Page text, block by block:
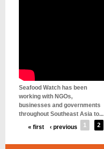
Seafood Watch has been
working with NGOs,
businesses and governments
throughout Southeast Asia to...
« first ‹ previous 1 2